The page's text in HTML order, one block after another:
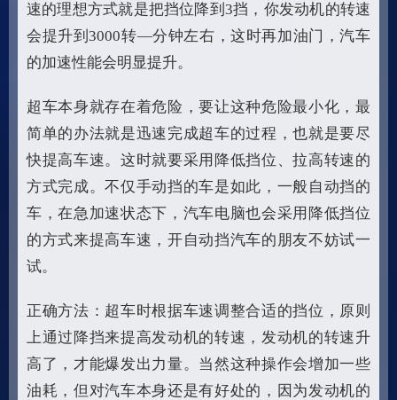
速的理想方式就是把挡位降到3挡，你发动机的转速
会提升到3000转—分钟左右，这时再加油门，汽车
的加速性能会明显提升。
超车本身就存在着危险，要让这种危险最小化，最
简单的办法就是迅速完成超车的过程，也就是要尽
快提高车速。这时就要采用降低挡位、拉高转速的
方式完成。不仅手动挡的车是如此，一般自动挡的
车，在急加速状态下，汽车电脑也会采用降低挡位
的方式来提高车速，开自动挡汽车的朋友不妨试一
试。
正确方法：超车时根据车速调整合适的挡位，原则
上通过降挡来提高发动机的转速，发动机的转速升
高了，才能爆发出力量。当然这种操作会增加一些
油耗，但对汽车本身还是有好处的，因为发动机的